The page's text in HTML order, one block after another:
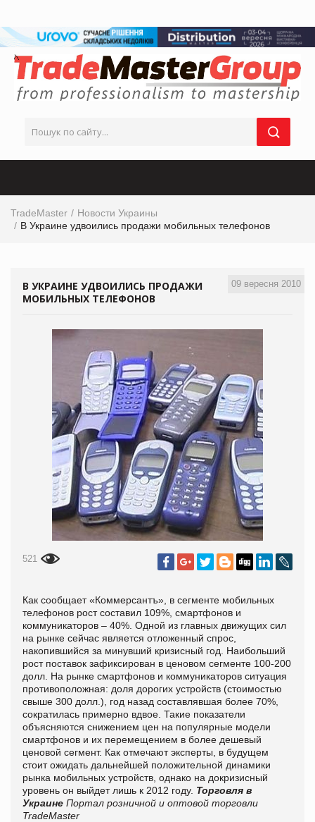
TradeMaster
Новости Украины
В Украине удвоились продажи мобильных телефонов
09 вересня 2010
В УКРАИНЕ УДВОИЛИСЬ ПРОДАЖИ
МОБИЛЬНЫХ ТЕЛЕФОНОВ
521
Как сообщает «Коммерсантъ», в сегменте мобильных
телефонов рост составил 109%, смартфонов и
коммуникаторов – 40%. Одной из главных движущих сил
на рынке сейчас является отложенный спрос,
накопившийся за минувший кризисный год. Наибольший
рост поставок зафиксирован в ценовом сегменте 100-200
долл. На рынке смартфонов и коммуникаторов ситуация
противоположная: доля дорогих устройств (стоимостью
свыше 300 долл.), год назад составлявшая более 70%,
сократилась примерно вдвое. Такие показатели
объясняются снижением цен на популярные модели
смартфонов и их перемещением в более дешевый
ценовой сегмент. Как отмечают эксперты, в будущем
стоит ожидать дальнейшей положительной динамики
рынка мобильных устройств, однако на докризисный
уровень он выйдет лишь к 2012 году. Торговля в
Украине Портал розничной и оптовой торговли
TradeMaster